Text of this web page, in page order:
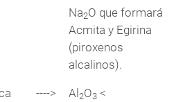
Na2O que formará
Acmita y Egirina
(piroxenos
alcalinos).
----> Al2O3<